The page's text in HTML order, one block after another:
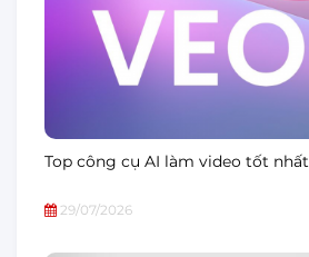
Top công cụ AI làm video tốt nhất
29/07/2026